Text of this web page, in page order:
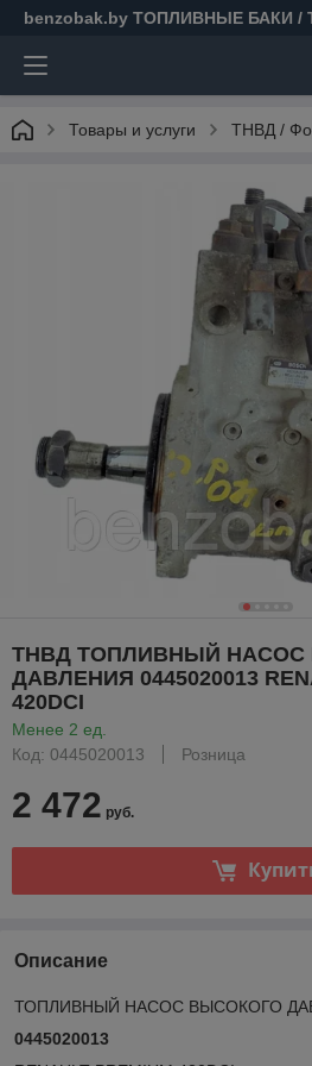
benzobak.by ТОПЛИВНЫЕ БАКИ
Товары и услуги ТНВД /
ТНВД ТОПЛИВНЫЙ
ДАВЛЕНИЯ 0445020013
420DCI
Менее 2 ед.
Код: 0445020013
Розница
2 472 руб.
Описание
ТОПЛИВНЫЙ НАСОС ВЫСОКОГО
0445020013